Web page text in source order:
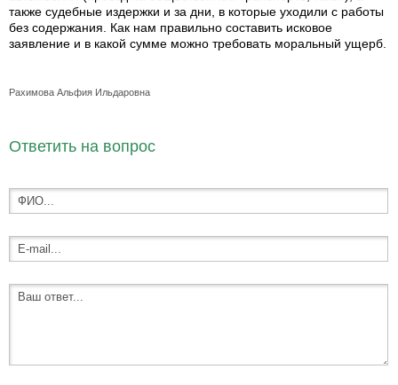
также судебные издержки и за дни, в которые уходили с работы
без содержания. Как нам правильно составить исковое
заявление и в какой сумме можно требовать моральный ущерб.
Рахимова Альфия Ильдаровна
Ответить на вопрос